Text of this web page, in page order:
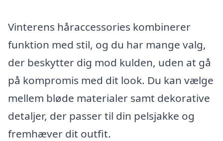
Vinterens håraccessories kombinerer
funktion med stil, og du har mange valg,
der beskytter dig mod kulden, uden at gå
på kompromis med dit look. Du kan vælge
mellem bløde materialer samt dekorative
detaljer, der passer til din pelsjakke og
fremhæver dit outfit.